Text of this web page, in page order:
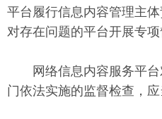
平台履行信息内容管理主
对存在问题的平台开展专项
网络信息内容服务平台
门依法实施的监督检查，应